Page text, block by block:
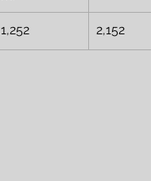
1,252 2,152